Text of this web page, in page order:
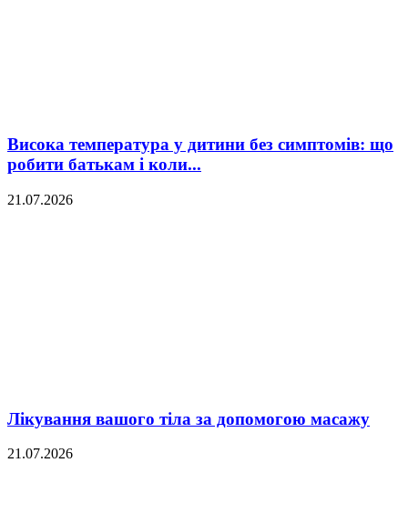
Висока температура у дитини без симптомів: що
робити батькам і коли...
21.07.2026
Лікування вашого тіла за допомогою масажу
21.07.2026